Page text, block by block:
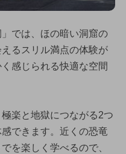
では、ほの暗い洞窟の
るスリル満点の体験が
感じられる快適な空間
楽と地獄につながる2つ
できます。近くの恐竜
を楽しく学べるので、